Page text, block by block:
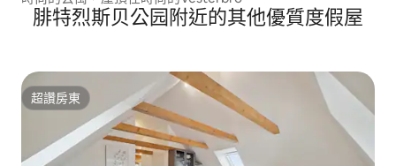
腓特烈斯贝公园附近的其他優質度假屋
超讚房東
超讚房東